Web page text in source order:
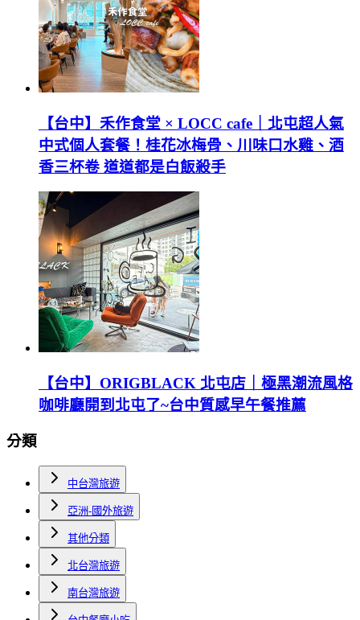
【台中】禾作食堂 × LOCC cafe｜北屯超人氣
中式個人套餐！桂花冰梅骨、川味口水雞、酒
香三杯卷 道道都是白飯殺手
【台中】ORIGBLACK 北屯店｜極黑潮流風格
咖啡廳開到北屯了~台中質感早午餐推薦
分類
中台灣旅遊
亞洲-國外旅遊
其他分類
北台灣旅遊
南台灣旅遊